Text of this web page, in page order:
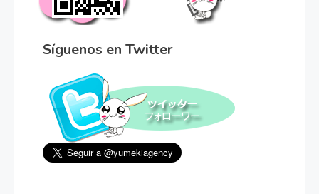
Síguenos en Twitter